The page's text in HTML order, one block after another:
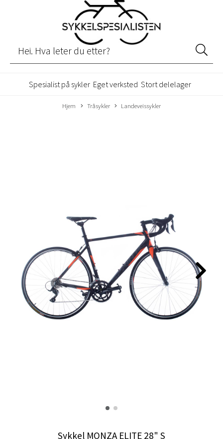
Spesialist på sykler Eget verksted Stort delelager
Hjem Tråsykler Landeveissykler
Sykkel MONZA ELITE 28" S